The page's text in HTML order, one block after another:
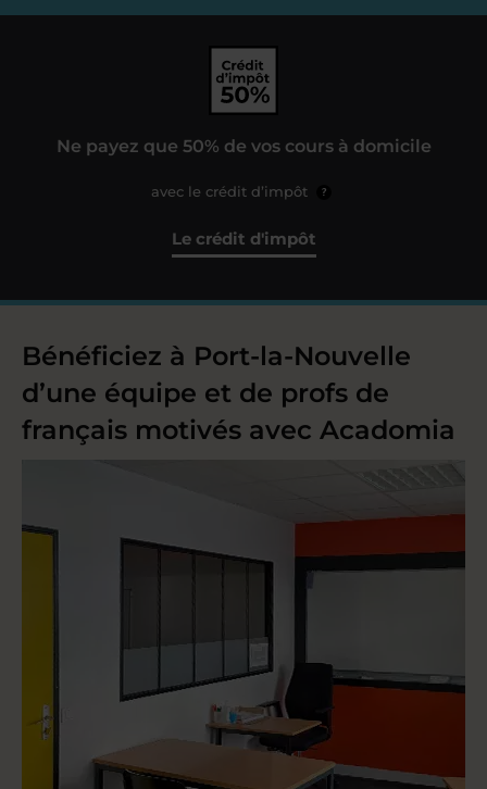
Ne payez que 50% de vos cours à domicile
avec le crédit d’impôt ?
Le crédit d'impôt
Bénéficiez à Port-la-Nouvelle
d’une équipe et de profs de
français motivés avec Acadomia